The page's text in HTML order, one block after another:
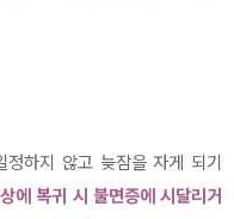
하지 않고 늦잠을 자게 되기
에 복귀 시 불면증에 시달리거